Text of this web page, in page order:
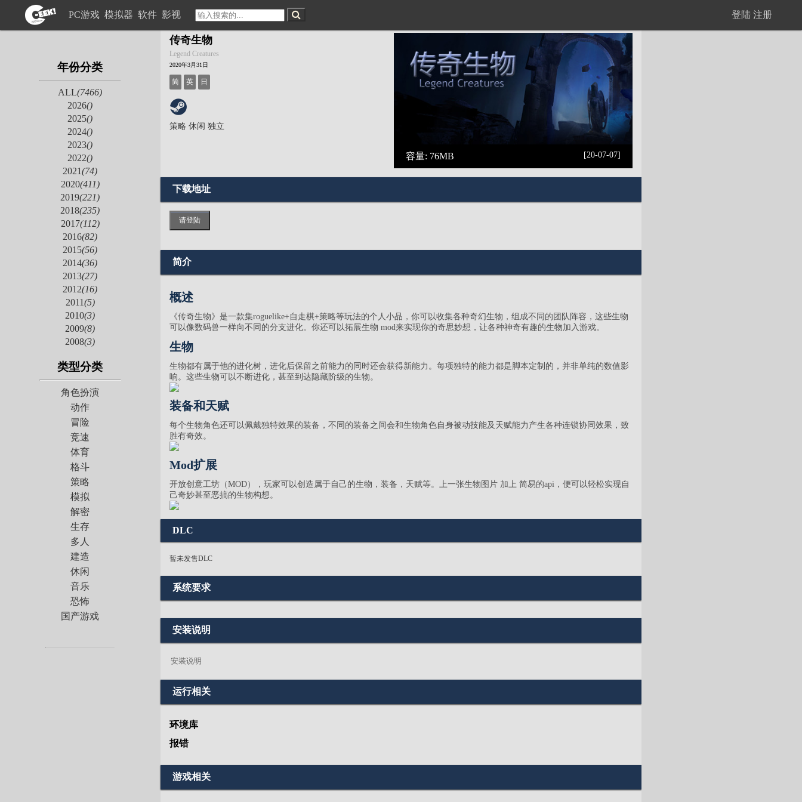
PC游戏 模拟器 软件 影视 登陆 注册
年份分类
ALL(7466)
2026()
2025()
2024()
2023()
2022()
2021(74)
2020(411)
2019(221)
2018(235)
2017(112)
2016(82)
2015(56)
2014(36)
2013(27)
2012(16)
2011(5)
2010(3)
2009(8)
2008(3)
类型分类
角色扮演
动作
冒险
竞速
体育
格斗
策略
模拟
解密
生存
多人
建造
休闲
音乐
恐怖
国产游戏
传奇生物
Legend Creatures
2020年3月31日
简 英 日
策略 休闲 独立
容量: 76MB [20-07-07]
下载地址
请登陆
简介
概述
《传奇生物》是一款集roguelike+自走棋+策略等玩法的个人小品，你可以收集各种奇幻生物，组成不同的团队阵容，这些生物
可以像数码兽一样向不同的分支进化。你还可以拓展生物 mod来实现你的奇思妙想，让各种神奇有趣的生物加入游戏。
生物
生物都有属于他的进化树，进化后保留之前能力的同时还会获得新能力。每项独特的能力都是脚本定制的，并非单纯的数值影
响。这些生物可以不断进化，甚至到达隐藏阶级的生物。
装备和天赋
每个生物角色还可以佩戴独特效果的装备，不同的装备之间会和生物角色自身被动技能及天赋能力产生各种连锁协同效果，致
胜有奇效。
Mod扩展
开放创意工坊（MOD），玩家可以创造属于自己的生物，装备，天赋等。上一张生物图片 加上 简易的api，便可以轻松实现自
己奇妙甚至恶搞的生物构想。
DLC
暂未发售DLC
系统要求
安装说明
安装说明
运行相关
环境库
报错
游戏相关